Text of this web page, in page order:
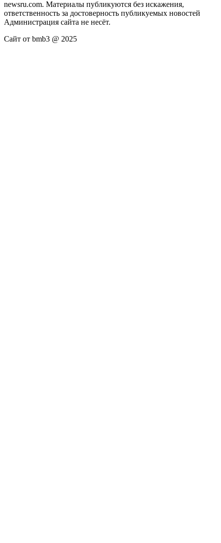
newsru.com. Материалы публикуются без искажения,
ответственность за достоверность публикуемых новостей
Администрация сайта не несёт.
Сайт от bmb3 @ 2025